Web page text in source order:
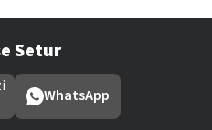
Setur
WhatsApp